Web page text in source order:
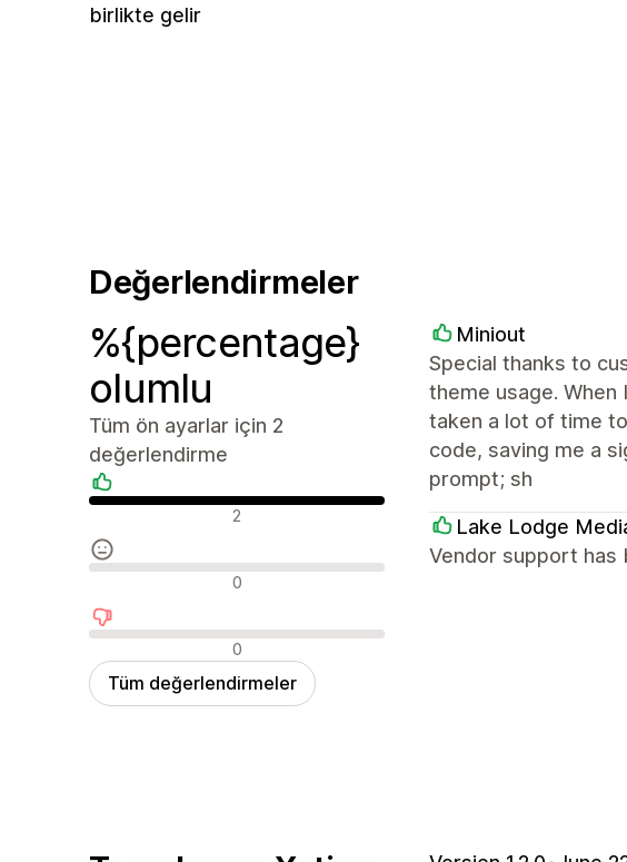
birlikte gelir
Değerlendirmeler
%{percentage}
olumlu
Tüm ön ayarlar için 2
değerlendirme
Olumlu değerlendirmeler
2
Nötr değerlendirmeler
0
Olumsuz değerlendirmeler
0
Tüm değerlendirmeler
Miniout
Special thanks to
theme usage.
taken a lot of time
code, saving me a
prompt; sh
Lake Lodge
Vendor support has